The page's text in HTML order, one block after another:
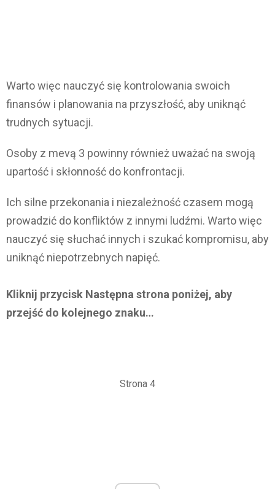
Warto więc nauczyć się kontrolowania swoich
finansów i planowania na przyszłość, aby uniknąć
trudnych sytuacji.
Osoby z mevą 3 powinny również uważać na swoją
upartość i skłonność do konfrontacji.
Ich silne przekonania i niezależność czasem mogą
prowadzić do konfliktów z innymi ludźmi. Warto więc
nauczyć się słuchać innych i szukać kompromisu, aby
uniknąć niepotrzebnych napięć.
Kliknij przycisk Następna strona poniżej, aby
przejść do kolejnego znaku…
Strona 4